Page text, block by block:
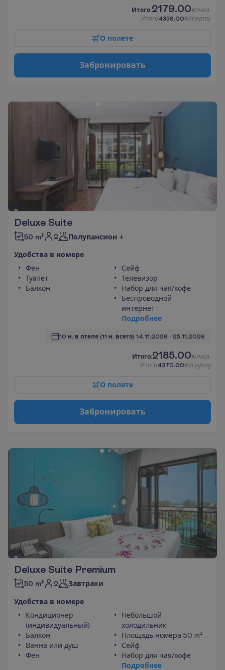
И того:2179.00€/чел.
Итого4358.00€/группу
О полете
Забронировать
Deluxe Suite
50 m² 2 Полупансион +
Удобства в номере
Фен
Туалет
Балкон
Сейф
Телевизор
Набор для чая/кофе
Беспроводной
интернет
Подробнее
10 н. в отеле (11 н. всего) 14.11.2026 - 25.11.2026
И того:2185.00€/чел.
Итого4370.00€/группу
О полете
Забронировать
Deluxe Suite Premium
50 m² 2 Завтраки
Удобства в номере
Кондиционер
(индивидуальный)
Балкон
Ванна или душ
Фен
Небольшой
холодильник
Площадь номера 50 m²
Сейф
Набор для чая/кофе
Подробнее